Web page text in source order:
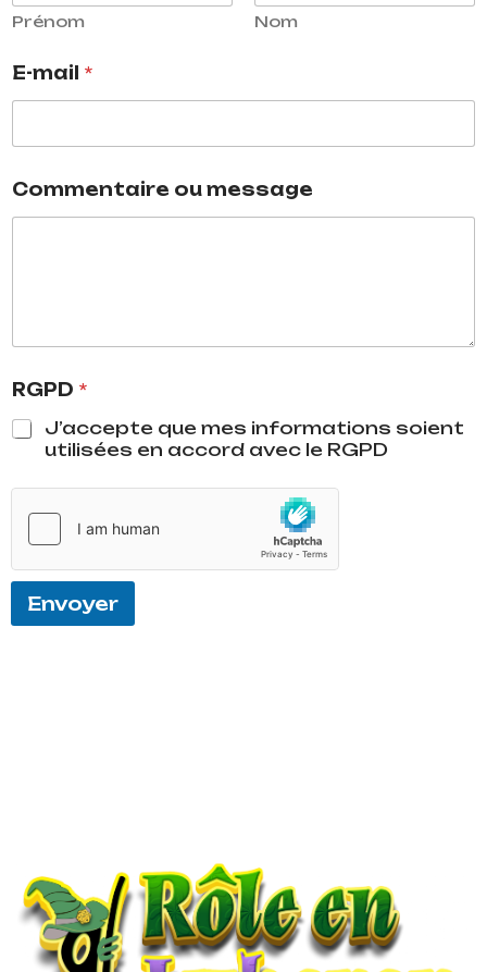
m
i
l
R
P
Prénom Nom
E-mail *
Commentaire ou message
RGPD *
J’accepte que mes informations soient
utilisées en accord avec le RGPD
Envoyer